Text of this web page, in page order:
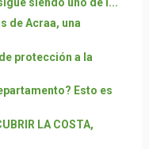
de Acraa, una
protección a la
Esto es
LA COSTA,